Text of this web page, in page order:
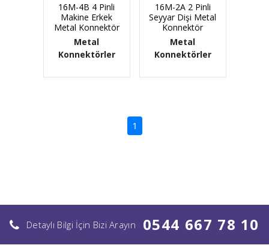
16M-4B 4 Pinli
Makine Erkek
Metal Konnektör
Metal
Konnektörler
16M-2A 2 Pinli
Seyyar Dişi Metal
Konnektör
Metal
Konnektörler
1
Detaylı Bilgi İçin Bizi Arayın 0544 667 78 10